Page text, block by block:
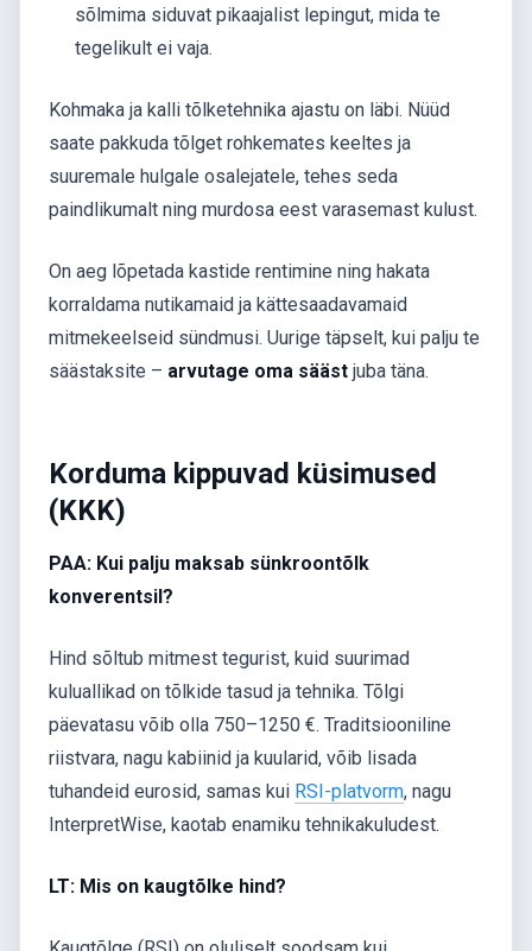
sõlmima siduvat pikaajalist lepingut, mida te
tegelikult ei vaja.
Kohmaka ja kalli tõlketehnika ajastu on läbi. Nüüd
saate pakkuda tõlget rohkemates keeltes ja
suuremale hulgale osalejatele, tehes seda
paindlikumalt ning murdosa eest varasemast kulust.
On aeg lõpetada kastide rentimine ning hakata
korraldama nutikamaid ja kättesaadavamaid
mitmekeelseid sündmusi. Uurige täpselt, kui palju te
säästaksite – arvutage oma sääst juba täna.
Korduma kippuvad küsimused
(KKK)
PAA: Kui palju maksab sünkroontõlk
konverentsil?
Hind sõltub mitmest tegurist, kuid suurimad
kuluallikad on tõlkide tasud ja tehnika. Tõlgi
päevatasu võib olla 750–1250 €. Traditsiooniline
riistvara, nagu kabiinid ja kuularid, võib lisada
tuhandeid eurosid, samas kui RSI-platvorm, nagu
InterpretWise, kaotab enamiku tehnikakuludest.
LT: Mis on kaugtõlke hind?